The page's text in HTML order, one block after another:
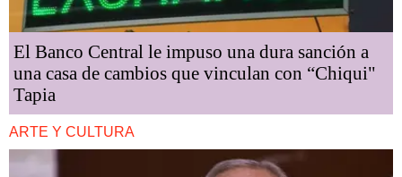
El Banco Central le impuso una dura sanción a
una casa de cambios que vinculan con “Chiqui"
Tapia
ARTE Y CULTURA